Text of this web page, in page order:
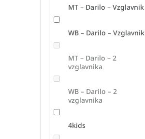
MT – Darilo – Vzglavnik
WB – Darilo – Vzglavnik
MT – Darilo – 2
vzglavnika
WB – Darilo – 2
vzglavnika
4kids